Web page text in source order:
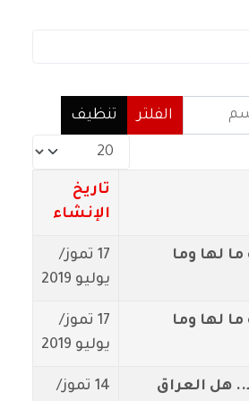
الفلتر
تنظيف
عدد الإظهارات:
تاريخ
الإنشاء
لها وما
17 تموز/
يوليو 2019
لها وما
17 تموز/
يوليو 2019
هل العراق
14 تموز/